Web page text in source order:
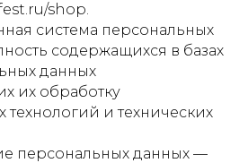
shop.
система персональных
содержащихся в базах
данных
их обработку
и технических
персональных данных —